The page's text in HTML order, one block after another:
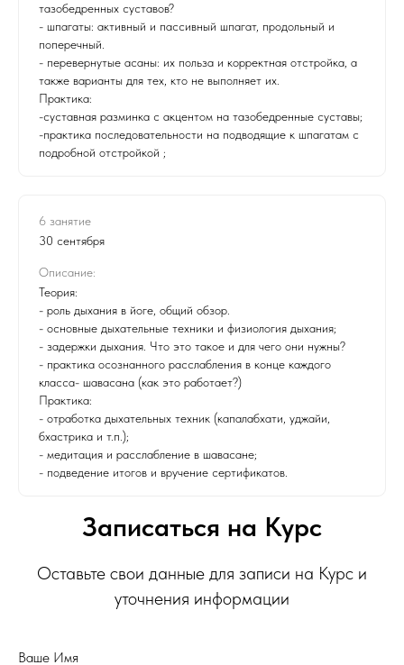
тазобедренных суставов?
- шпагаты: активный и пассивный шпагат, продольный и
поперечный.
- перевернутые асаны: их польза и корректная отстройка, а
также варианты для тех, кто не выполняет их.
Практика:
-суставная разминка с акцентом на тазобедренные суставы;
-практика последовательности на подводящие к шпагатам с
подробной отстройкой ;
6 занятие
30 сентября
Описание:
Теория:
- роль дыхания в йоге, общий обзор.
- основные дыхательные техники и физиология дыхания;
- задержки дыхания. Что это такое и для чего они нужны?
- практика осознанного расслабления в конце каждого
класса- шавасана (как это работает?)
Практика:
- отработка дыхательных техник (капалабхати, уджайи,
бхастрика и т.п.);
- медитация и расслабление в шавасане;
- подведение итогов и вручение сертификатов.
Записаться на Курс
Оставьте свои данные для записи на Курс и
уточнения информации
Ваше Имя